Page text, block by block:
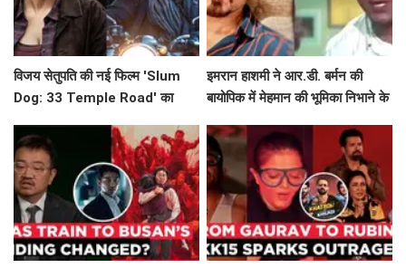
विजय सेतुपति की नई फिल्म 'Slum
Dog: 33 Temple Road' का
इमरान हाशमी ने आर.डी. बर्मन की
बायोपिक में मेहमान की भूमिका निभाने के